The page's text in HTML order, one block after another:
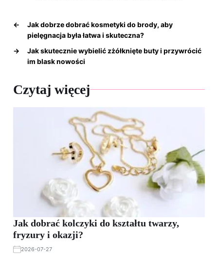
←
Jak dobrze dobrać kosmetyki do brody, aby
pielęgnacja była łatwa i skuteczna?
→
Jak skutecznie wybielić zżółknięte buty i przywrócić
im blask nowości
Czytaj więcej
Jak dobrać kolczyki do kształtu twarzy,
fryzury i okazji?
2026-07-27